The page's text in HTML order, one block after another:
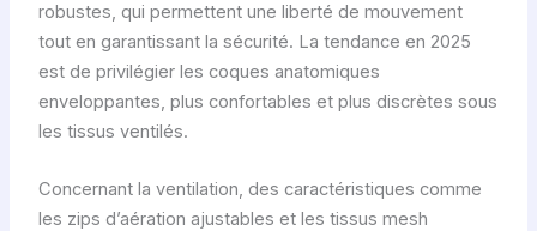
robustes, qui permettent une liberté de mouvement
tout en garantissant la sécurité. La tendance en 2025
est de privilégier les coques anatomiques
enveloppantes, plus confortables et plus discrètes sous
les tissus ventilés.
Concernant la ventilation, des caractéristiques comme
les zips d’aération ajustables et les tissus mesh